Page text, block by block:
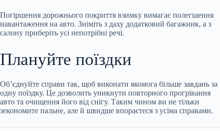
Погіршення дорожнього покриття взимку вимагає полегшення
навантаження на авто. Зніміть з даху додатковий багажник, а з
салону приберіть усі непотрібні речі.
Плануйте поїздки
Об’єднуйте справи так, щоб виконати якомога більше завдань за
одну поїздку. Це дозволить уникнути повторного прогрівання
авто та очищення його від снігу. Таким чином ви не тільки
зекономите пальне, але й швидше впораєтеся з усіма справами.